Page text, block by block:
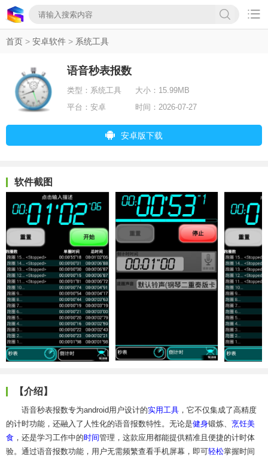

首页 > 安卓软件 > 系统工具
语音秒表报数
类型： 系统工具 大小： 15.99MB
平台： 安卓 时间： 2026-07-27
安卓版下载
软件截图
【介绍】
语音秒表报数专为android用户设计的实用工具 ，它不仅集成了高精度
的计时功能，还融入了人性化的语音报数特性。无论是健身锻炼、 烹饪美
食 ，还是学习工作中的时间管理，这款应用都能提供精准且便捷的计时体
验。通过语音报数功能，用户无需频繁查看手机屏幕，即可轻松掌握时间